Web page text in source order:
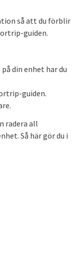
så att du förblir
guiden.
din enhet har du
guiden.
radera all
Så här gör du i